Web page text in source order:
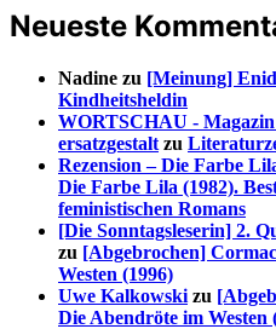
Neueste
Nadine zu [Meinung]
Kindheitsheldin
WORTSCHAU -
ersatzgestalt zu
Rezension – Die Farbe
Die Farbe Lila (1982).
feministischen Romans
[Die Sonntagsleserin] 2.
zu [Abgebrochen]
Westen (1996)
Uwe Kalkowski zu
Die Abendröte im Westen